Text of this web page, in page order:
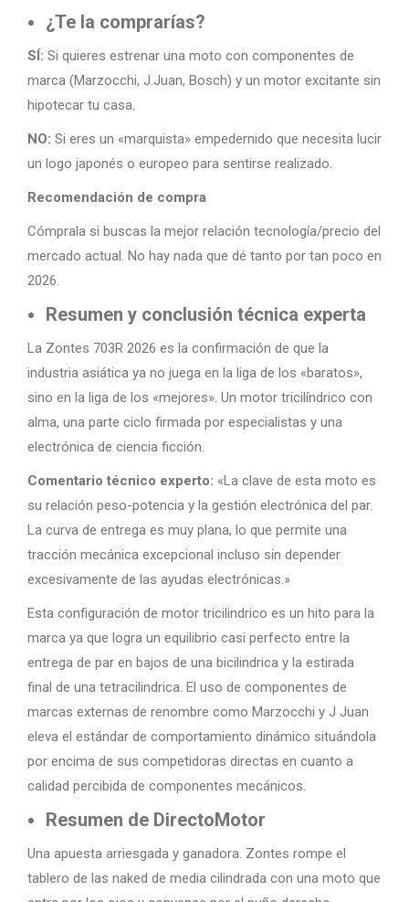
¿Te la comprarías?
SÍ: Si quieres estrenar una moto con componentes de
marca (Marzocchi, J.Juan, Bosch) y un motor excitante sin
hipotecar tu casa.
NO: Si eres un «marquista» empedernido que necesita lucir
un logo japonés o europeo para sentirse realizado.
Recomendación de compra
Cómprala si buscas la mejor relación tecnología/precio del
mercado actual. No hay nada que dé tanto por tan poco en
2026.
Resumen y conclusión técnica experta
La Zontes 703R 2026 es la confirmación de que la
industria asiática ya no juega en la liga de los «baratos»,
sino en la liga de los «mejores». Un motor tricilíndrico con
alma, una parte ciclo firmada por especialistas y una
electrónica de ciencia ficción.
Comentario técnico experto: «La clave de esta moto es
su relación peso-potencia y la gestión electrónica del par.
La curva de entrega es muy plana, lo que permite una
tracción mecánica excepcional incluso sin depender
excesivamente de las ayudas electrónicas.»
Esta configuración de motor tricilindrico es un hito para la
marca ya que logra un equilibrio casi perfecto entre la
entrega de par en bajos de una bicilindrica y la estirada
final de una tetracilindrica. El uso de componentes de
marcas externas de renombre como Marzocchi y J Juan
eleva el estándar de comportamiento dinámico situándola
por encima de sus competidoras directas en cuanto a
calidad percibida de componentes mecánicos.
Resumen de DirectoMotor
Una apuesta arriesgada y ganadora. Zontes rompe el
tablero de las naked de media cilindrada con una moto que